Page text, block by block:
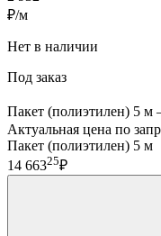
₽/м
Нет в наличии
Под заказ
Пакет (полиэтилен) 5
Актуальная цена по
Пакет (полиэтилен) 5 м
14 66325₽